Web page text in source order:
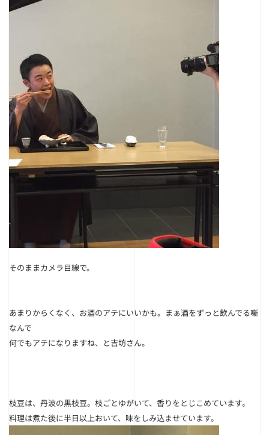
そのままカメラ目線で。
あまりからくなく、お酒のアテにいいかも。まぁ酒をずっと飲んでる噺
なんで
何でもアテになりますね、と吉坊さん。
枝豆は、丹波の黒枝豆。枝ごとゆがいて、香りをとじこめています。
料理は煮た後に半日以上おいて、味をしみ込ませています。